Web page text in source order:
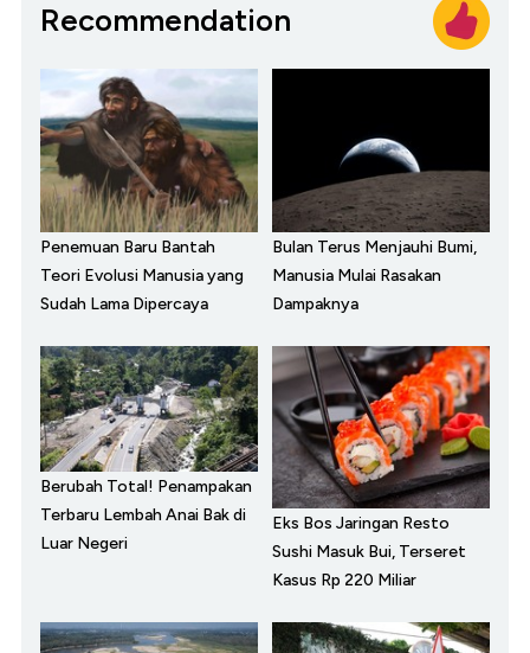
Recommendation
Penemuan Baru Bantah
Teori Evolusi Manusia yang
Sudah Lama Dipercaya
Bulan Terus Menjauhi Bumi,
Manusia Mulai Rasakan
Dampaknya
Berubah Total! Penampakan
Terbaru Lembah Anai Bak di
Luar Negeri
Eks Bos Jaringan Resto
Sushi Masuk Bui, Terseret
Kasus Rp 220 Miliar